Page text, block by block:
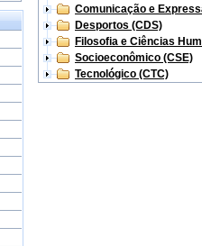
Comunicação e
Desportos (CDS)
Filosofia e Ciências
Socioeconômico (CSE)
Tecnológico (CTC)